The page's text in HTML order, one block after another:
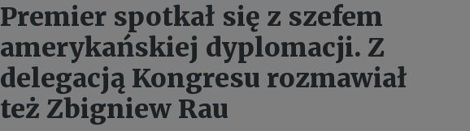
Premier spotkał się z szefem
amerykańskiej dyplomacji. Z
delegacją Kongresu rozmawiał
też Zbigniew Rau